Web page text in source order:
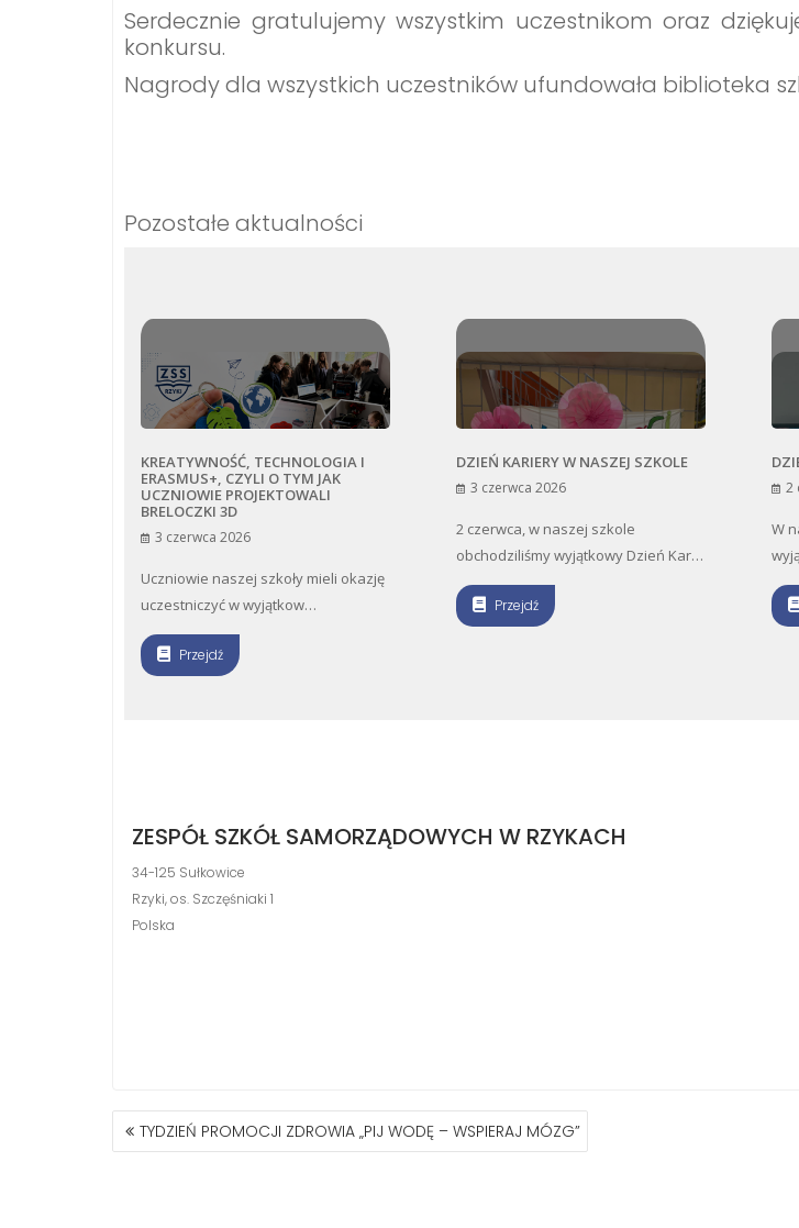
Serdecznie gratulujemy wszystkim uczestnikom oraz
konkursu.
Nagrody dla wszystkich uczestników ufundowała biblioteka
Pozostałe aktualności
TECHNOLOGIA I
szkoły mieli okazję
DZIEŃ KARIERY W NASZEJ SZKOLE
3 czerwca 2026
2 czerwca, w naszej szkole
obchodziliśmy wyjątkowy Dzień Kar…
Przejdź
DZIEŃ KARIERY W PRZEDSZKOLU
W naszym przedszkolu odbył się
wyjątkowy Dzień Kariery, podc…
ZESPÓŁ SZKÓŁ SAMORZĄDOWYCH W RZYKACH
34-125 Sułkowice
Rzyki, os. Szczęśniaki 1
Polska
NAWIGACJA
WPISU
TYDZIEŃ PROMOCJI ZDROWIA „PIJ WODĘ – WSPIERAJ MÓZG”